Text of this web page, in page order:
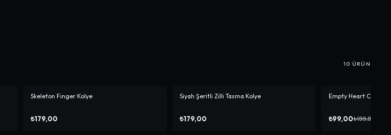
10 ÜRÜN
Skeleton Finger Kolye
₺179,00
Siyah Şeritli Zilli Tasma Kolye
₺179,00
-%50
Empty Heart Choker
₺99,00₺199,90